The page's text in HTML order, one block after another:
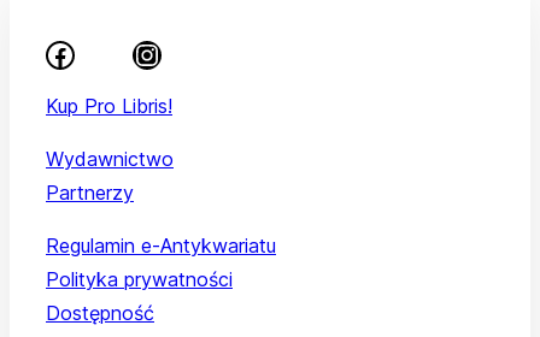
Kup Pro Libris!
Wydawnictwo
Partnerzy
Regulamin e-Antykwariatu
Polityka prywatności
Dostępność